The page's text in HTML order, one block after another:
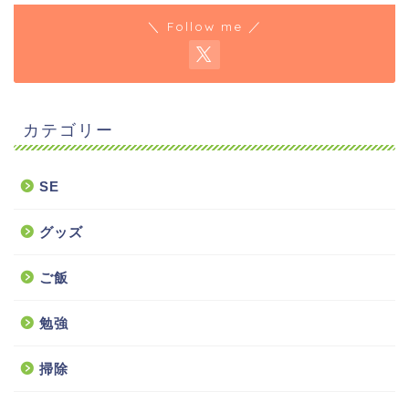
＼ Follow me ／
カテゴリー
SE
グッズ
ご飯
勉強
掃除